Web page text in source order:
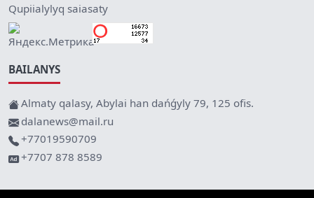
Qupiialylyq saiasaty
BAILANYS
Almaty qalasy, Abylai han dańǵyly 79, 125 ofis.
dalanews@mail.ru
+77019590709
+7707 878 8589